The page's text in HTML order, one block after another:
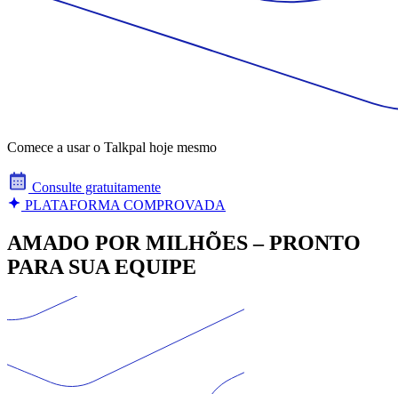
Comece a usar o Talkpal hoje mesmo
Consulte gratuitamente
PLATAFORMA COMPROVADA
AMADO POR MILHÕES – PRONTO
PARA SUA EQUIPE